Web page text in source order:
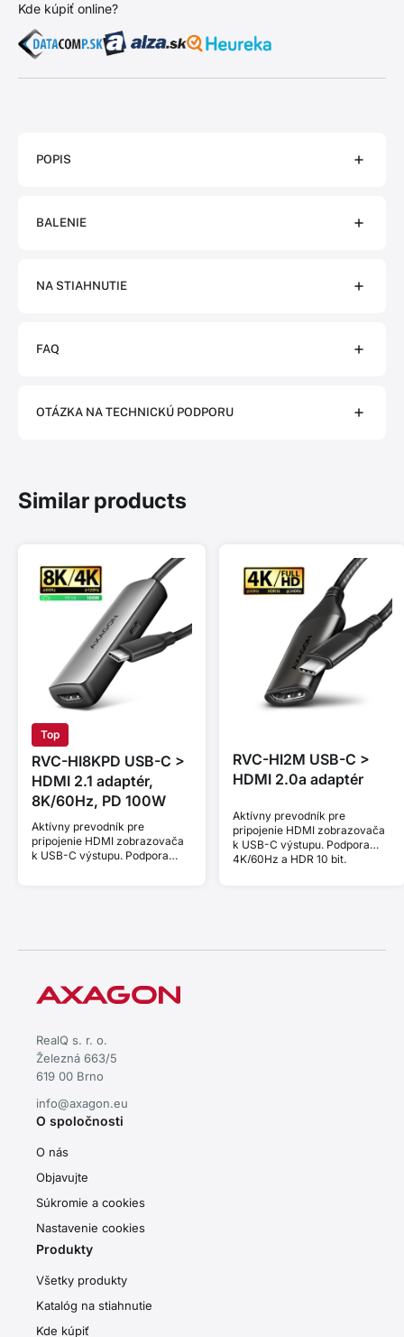
Kde kúpiť online?
POPIS
BALENIE
NA STIAHNUTIE
FAQ
OTÁZKA NA TECHNICKÚ PODPORU
Similar products
Top
RVC-HI8KPD USB-C >
HDMI 2.1 adaptér,
8K/60Hz, PD 100W
Aktívny prevodník pre
pripojenie HDMI zobrazovača
k USB-C výstupu. Podpora
RVC-HI2M USB-C >
HDMI 2.0a adaptér
Aktívny prevodník pre
pripojenie HDMI zobrazovača
k USB-C výstupu. Podpora
4K/60Hz a HDR 10 bit.
RealQ s. r. o.
Železná 663/5
619 00 Brno
info@axagon.eu
O spoločnosti
O nás
Objavujte
Súkromie a cookies
Nastavenie cookies
Produkty
Všetky produkty
Katalóg na stiahnutie
Kde kúpiť